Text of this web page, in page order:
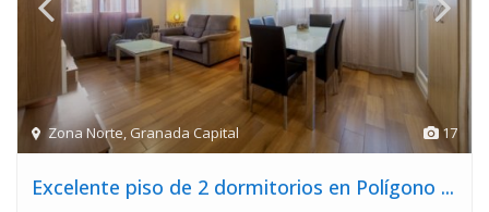
17
Zona Norte, Granada Capital
Excelente piso de 2 dormitorios en Polígono ...